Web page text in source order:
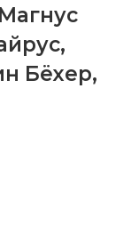
Магнус
,
Бёхер,